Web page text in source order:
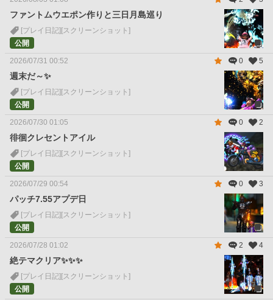
ファントムウエポン作りと三日月島巡り
[プレイ日記] [スクリーンショット]
公開
2026/07/31 00:52 0 5
週末だ～✨
[プレイ日記] [スクリーンショット]
公開
2026/07/30 01:05 0 2
徘徊クレセントアイル
[プレイ日記] [スクリーンショット]
公開
2026/07/29 00:54 0 3
パッチ7.55アプデ日
[プレイ日記] [スクリーンショット]
公開
2026/07/28 01:02 2 4
絶テマクリア✨✨✨
[プレイ日記] [スクリーンショット]
公開